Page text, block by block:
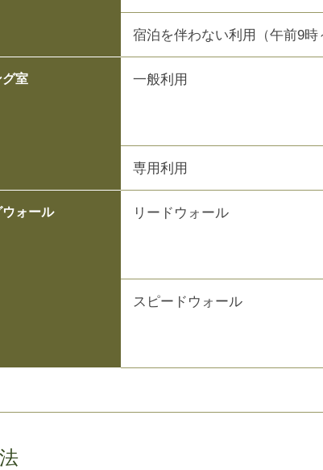
宿泊を伴わない利用（午前9時
室 一般利用
専用利用
ォール リードウォール
スピードウォール